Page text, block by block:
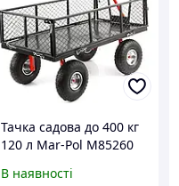
Тачка садова до 400 кг
120 л Mar-Pol M85260
В наявності